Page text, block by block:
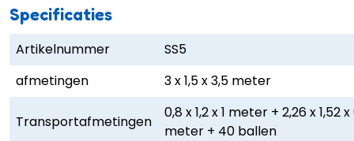
Specificaties
Artikelnummer
SS5
afmetingen
3 x 1,5 x 3,5 meter
Transportafmetingen
0,8 x 1,2 x 1 meter + 2,26 x 1,52 x
meter + 40 ballen